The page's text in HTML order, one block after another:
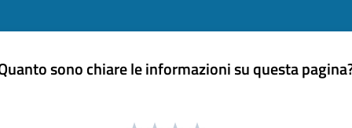
sono chiare le informazioni su questa